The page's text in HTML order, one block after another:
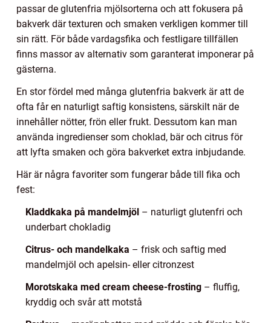
passar de glutenfria mjölsorterna och att fokusera på
bakverk där texturen och smaken verkligen kommer till
sin rätt. För både vardagsfika och festligare tillfällen
finns massor av alternativ som garanterat imponerar på
gästerna.
En stor fördel med många glutenfria bakverk är att de
ofta får en naturligt saftig konsistens, särskilt när de
innehåller nötter, frön eller frukt. Dessutom kan man
använda ingredienser som choklad, bär och citrus för
att lyfta smaken och göra bakverket extra inbjudande.
Här är några favoriter som fungerar både till fika och
fest:
Kladdkaka på mandelmjöl – naturligt glutenfri och
underbart chokladig
Citrus- och mandelkaka – frisk och saftig med
mandelmjöl och apelsin- eller citronzest
Morotskaka med cream cheese-frosting – fluffig,
kryddig och svår att motstå